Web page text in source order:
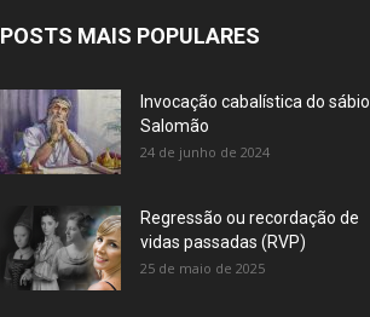
POSTS MAIS POPULARES
Invocação cabalística do sábio
Salomão
24 de junho de 2024
Regressão ou recordação de
vidas passadas (RVP)
25 de maio de 2025